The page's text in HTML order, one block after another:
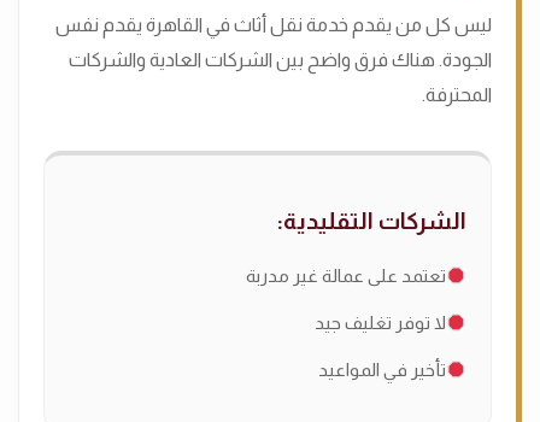
ليس كل من يقدم خدمة نقل أثاث في القاهرة يقدم نفس
الجودة. هناك فرق واضح بين الشركات العادية والشركات
المحترفة.
الشركات التقليدية:
تعتمد على عمالة غير مدربة
لا توفر تغليف جيد
تأخير في المواعيد